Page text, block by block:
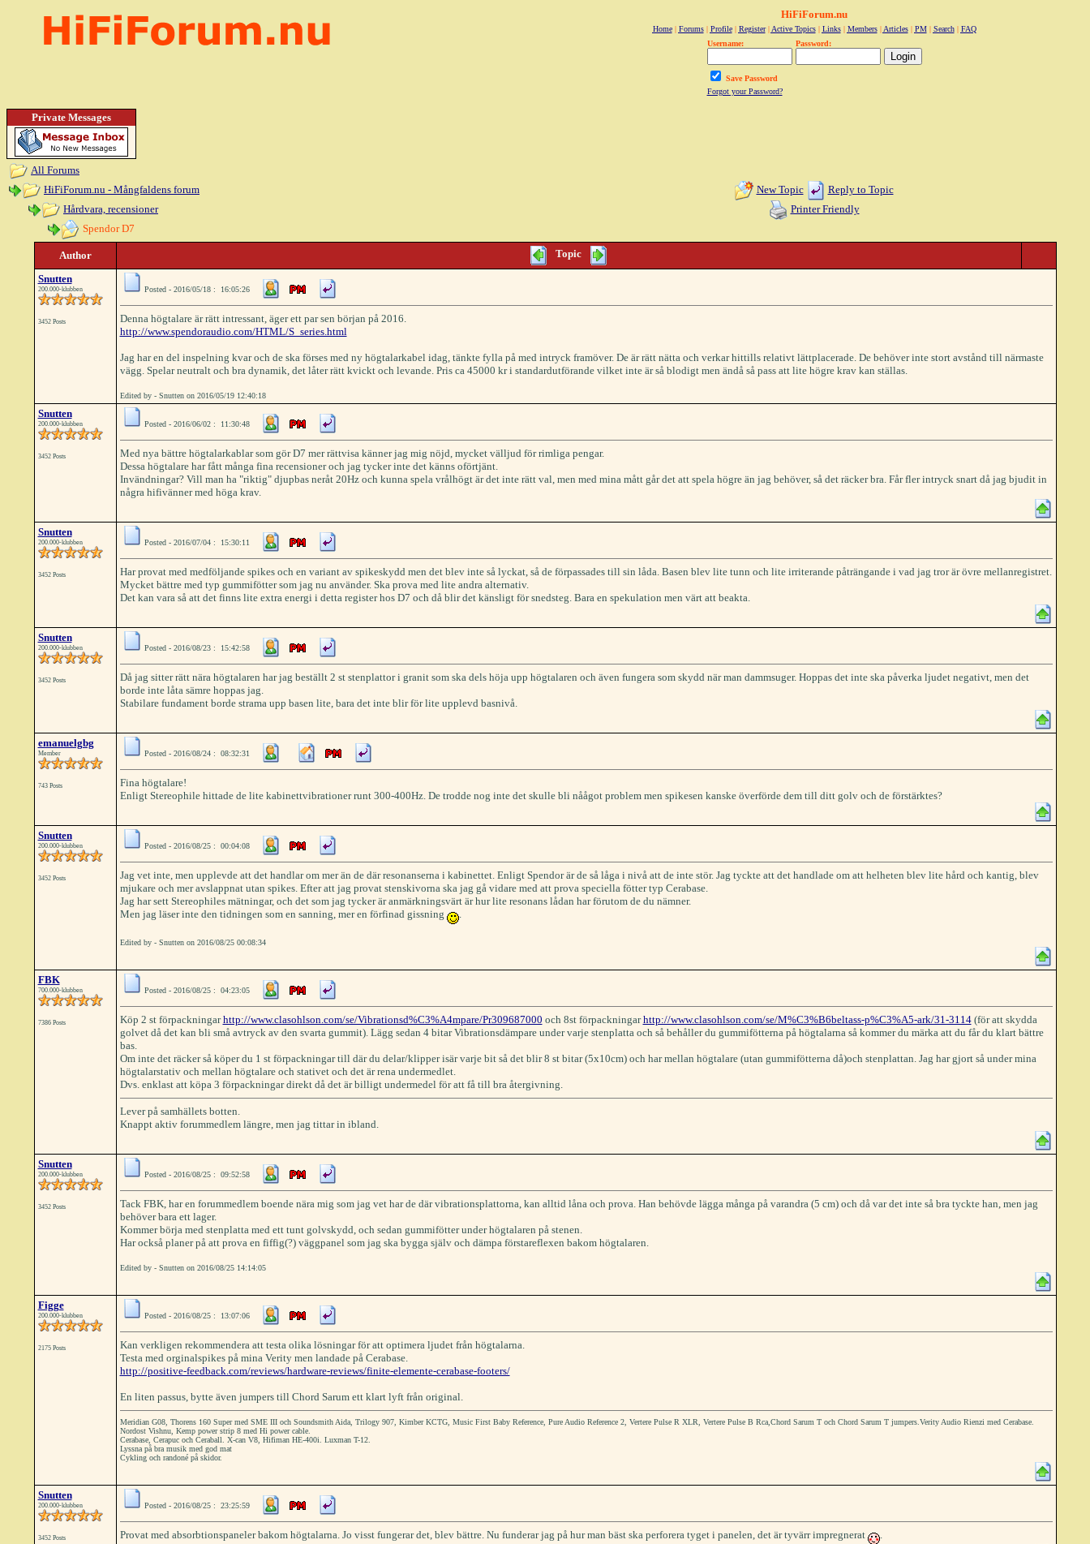
HiFiForum.nu
Home| Forums| Profile| Register| Active Topics| Links| Members| Articles| PM| Search| FAQ
Username:
Password:
Save Password
Forgot your Password?
Private Messages
All Forums
HiFiForum.nu - Mångfaldens forum
Hårdvara, recensioner
Spendor D7
New Topic
Reply to Topic
Printer Friendly
Author Topic
Snutten
200.000-klubben
3452 Posts
Posted - 2016/05/18 : 16:05:26
Denna högtalare är rätt intressant, äger ett par sen början på 2016.
http://www.spendoraudio.com/HTML/S_series.html
Jag har en del inspelning kvar och de ska förses med ny högtalarkabel idag, tänkte fylla på med intryck framöver. De är rätt nätta och verkar hittills relativt lättplacerade. De behöver inte stort avstånd till närmaste
vägg. Spelar neutralt och bra dynamik, det låter rätt kvickt och levande. Pris ca 45000 kr i standardutförande vilket inte är så blodigt men ändå så pass att lite högre krav kan ställas.
Edited by - Snutten on 2016/05/19 12:40:18
Snutten
200.000-klubben
3452 Posts
Posted - 2016/06/02 : 11:30:48
Med nya bättre högtalarkablar som gör D7 mer rättvisa känner jag mig nöjd, mycket välljud för rimliga pengar.
Dessa högtalare har fått många fina recensioner och jag tycker inte det känns oförtjänt.
Invändningar? Vill man ha "riktig" djupbas neråt 20Hz och kunna spela vrålhögt är det inte rätt val, men med mina mått går det att spela högre än jag behöver, så det räcker bra. Får fler intryck snart då jag bjudit in
några hifivänner med höga krav.
Snutten
200.000-klubben
3452 Posts
Posted - 2016/07/04 : 15:30:11
Har provat med medföljande spikes och en variant av spikeskydd men det blev inte så lyckat, så de förpassades till sin låda. Basen blev lite tunn och lite irriterande påträngande i vad jag tror är övre mellanregistret.
Mycket bättre med typ gummifötter som jag nu använder. Ska prova med lite andra alternativ.
Det kan vara så att det finns lite extra energi i detta register hos D7 och då blir det känsligt för snedsteg. Bara en spekulation men värt att beakta.
Snutten
200.000-klubben
3452 Posts
Posted - 2016/08/23 : 15:42:58
Då jag sitter rätt nära högtalaren har jag beställt 2 st stenplattor i granit som ska dels höja upp högtalaren och även fungera som skydd när man dammsuger. Hoppas det inte ska påverka ljudet negativt, men det
borde inte låta sämre hoppas jag.
Stabilare fundament borde strama upp basen lite, bara det inte blir för lite upplevd basnivå.
emanuelgbg
Member
743 Posts
Posted - 2016/08/24 : 08:32:31
Fina högtalare!
Enligt Stereophile hittade de lite kabinettvibrationer runt 300-400Hz. De trodde nog inte det skulle bli nåågot problem men spikesen kanske överförde dem till ditt golv och de förstärktes?
Snutten
200.000-klubben
3452 Posts
Posted - 2016/08/25 : 00:04:08
Jag vet inte, men upplevde att det handlar om mer än de där resonanserna i kabinettet. Enligt Spendor är de så låga i nivå att de inte stör. Jag tyckte att det handlade om att helheten blev lite hård och kantig, blev
mjukare och mer avslappnat utan spikes. Efter att jag provat stenskivorna ska jag gå vidare med att prova speciella fötter typ Cerabase.
Jag har sett Stereophiles mätningar, och det som jag tycker är anmärkningsvärt är hur lite resonans lådan har förutom de du nämner.
Men jag läser inte den tidningen som en sanning, mer en förfinad gissning
.
Edited by - Snutten on 2016/08/25 00:08:34
FBK
700.000-klubben
7386 Posts
Posted - 2016/08/25 : 04:23:05
Köp 2 st förpackningarhttp://www.clasohlson.com/se/Vibrationsd%C3%A4mpare/Pr309687000 och 8st förpackningarhttp://www.clasohlson.com/se/M%C3%B6beltass-p%C3%A5-ark/31-3114(för att skydda
golvet då det kan bli små avtryck av den svarta gummit). Lägg sedan 4 bitar Vibrationsdämpare under varje stenplatta och så behåller du gummifötterna på högtalarna så kommer du märka att du får du klart bättre
bas.
Om inte det räcker så köper du 1 st förpackningar till där du delar/klipper isär varje bit så det blir 8 st bitar (5x10cm) och har mellan högtalare (utan gummifötterna då)och stenplattan. Jag har gjort så under mina
högtalarstativ och mellan högtalare och stativet och det är rena undermedlet.
Dvs. enklast att köpa 3 förpackningar direkt då det är billigt undermedel för att få till bra återgivning.
Lever på samhällets botten.
Knappt aktiv forummedlem längre, men jag tittar in ibland.
Snutten
200.000-klubben
3452 Posts
Posted - 2016/08/25 : 09:52:58
Tack FBK, har en forummedlem boende nära mig som jag vet har de där vibrationsplattorna, kan alltid låna och prova. Han behövde lägga många på varandra (5 cm) och då var det inte så bra tyckte han, men jag
behöver bara ett lager.
Kommer börja med stenplatta med ett tunt golvskydd, och sedan gummifötter under högtalaren på stenen.
Har också planer på att prova en fiffig(?) väggpanel som jag ska bygga själv och dämpa förstareflexen bakom högtalaren.
Edited by - Snutten on 2016/08/25 14:14:05
Figge
200.000-klubben
2175 Posts
Posted - 2016/08/25 : 13:07:06
Kan verkligen rekommendera att testa olika lösningar för att optimera ljudet från högtalarna.
Testa med orginalspikes på mina Verity men landade på Cerabase.
http://positive-feedback.com/reviews/hardware-reviews/finite-elemente-cerabase-footers/
En liten passus, bytte även jumpers till Chord Sarum ett klart lyft från original.
Meridian G08, Thorens 160 Super med SME III och Soundsmith Aida, Trilogy 907, Kimber KCTG, Music First Baby Reference, Pure Audio Reference 2, Vertere Pulse R XLR, Vertere Pulse B Rca,Chord Sarum T och Chord Sarum T jumpers.Verity Audio Rienzi med Cerabase.
Nordost Vishnu, Kemp power strip 8 med Hi power cable.
Cerabase, Cerapuc och Ceraball. X-can V8, Hifiman HE-400i. Luxman T-12.
Lyssna på bra musik med god mat
Cykling och randoné på skidor.
Snutten
200.000-klubben
3452 Posts
Posted - 2016/08/25 : 23:25:59
Provat med absorbtionspaneler bakom högtalarna. Jo visst fungerar det, blev bättre. Nu funderar jag på hur man bäst ska perforera tyget i panelen, det är tyvärr impregnerat .